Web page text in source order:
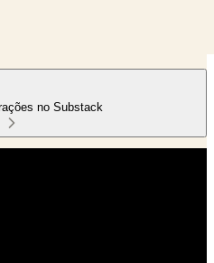
no Substack